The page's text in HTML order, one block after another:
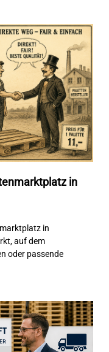
in
in
auf dem
oder passende